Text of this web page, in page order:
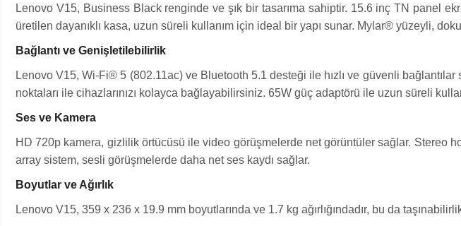
Lenovo V15, Business Black renginde ve şık bir tasarıma sahiptir. 15.6 inç TN panel
üretilen dayanıklı kasa, uzun süreli kullanım için ideal bir yapı sunar. Mylar® yüzeyli,
Bağlantı ve Genişletilebilirlik
Lenovo V15, Wi-Fi® 5 (802.11ac) ve Bluetooth 5.1 desteği ile hızlı ve güvenli
noktaları ile cihazlarınızı kolayca bağlayabilirsiniz. 65W güç adaptörü ile uzun süreli
Ses ve Kamera
HD 720p kamera, gizlilik örtücüsü ile video görüşmelerde net görüntüler sağlar.
array sistem, sesli görüşmelerde daha net ses kaydı sağlar.
Boyutlar ve Ağırlık
Lenovo V15, 359 x 236 x 19.9 mm boyutlarında ve 1.7 kg ağırlığındadır, bu da